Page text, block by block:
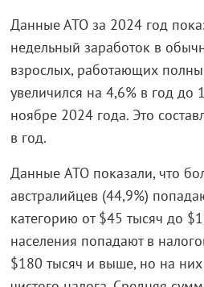
Данные АТО за 2024 год
недельный заработок в
взрослых, работающих
увеличился на 4,6% в год до
ноябре 2024 года. Это
в год.
Данные ATO показали, что
австралийцев (44,9%)
категорию от $45 тысяч до
населения попадают в
$180 тысяч и выше, но на